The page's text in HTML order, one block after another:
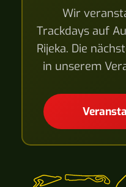
Wir
Trackdays auf
Rijeka. Die
in unserem